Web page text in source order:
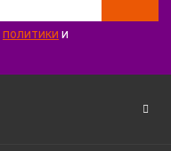
политики и